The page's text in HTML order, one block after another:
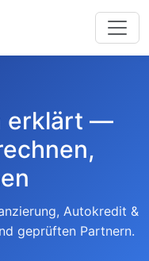
erklärt —
Autokredit &
geprüften Partnern.